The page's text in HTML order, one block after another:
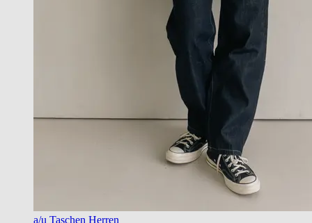
a/u Taschen Herren